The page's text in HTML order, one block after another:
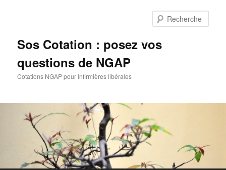
Sos Cotation : posez vos
questions de NGAP
Cotations NGAP pour infirmières libérales